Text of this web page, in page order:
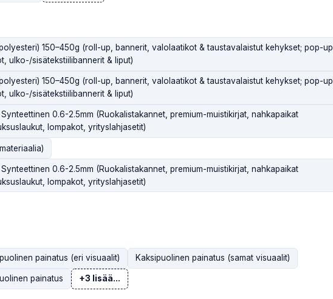
150–450g (roll-up, bannerit, valolaatikot & taustavalaistut kehykset; pop-up
ulko-/sisätekstiilibannerit & liput)
150–450g (roll-up, bannerit, valolaatikot & taustavalaistut kehykset; pop-up
ulko-/sisätekstiilibannerit & liput)
0.6-2.5mm (Ruokalistakannet, premium-muistikirjat, nahkapaikat
lompakot, yrityslahjasetit)
0.6-2.5mm (Ruokalistakannet, premium-muistikirjat, nahkapaikat
lompakot, yrityslahjasetit)
painatus (eri visuaalit) Kaksipuolinen painatus (samat visuaalit)
painatus +3 lisää...